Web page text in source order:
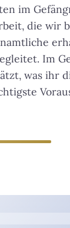
im
die wir
Im
was ihr